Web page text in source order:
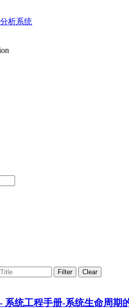
析系统
Filter Clear
系统工程手册-系统生命周期